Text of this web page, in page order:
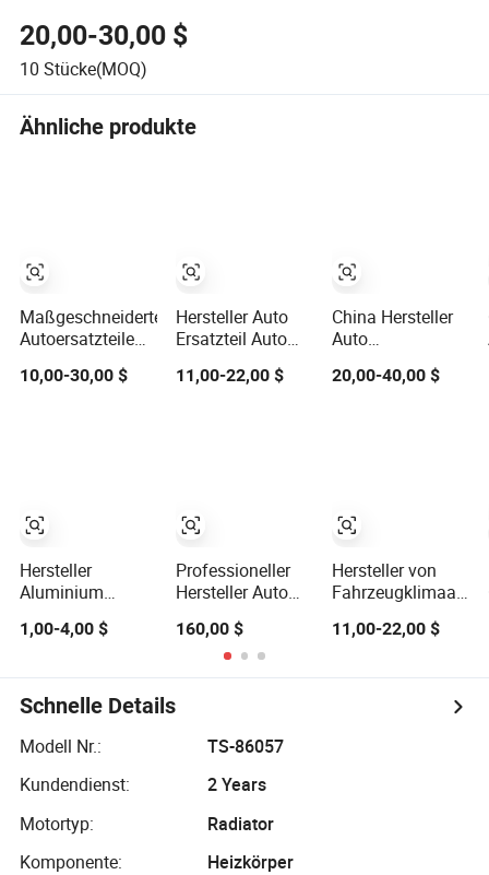
20,00-30,00 $
10 Stücke(MOQ)
Ähnliche produkte
Maßgeschneiderte
Autoersatzteile
Fahrzeugzubehör
Kühler für
Automodelle
10,00-30,00 $
Hersteller
Aluminium
Automobil
Aluminiumprofil
Autoersatzteil
Wärmetauscher
1,00-4,00 $
Hersteller Auto
Ersatzteil Auto
Aluminium Kühler
für Golf Kühler
11,00-22,00 $
Professioneller
Hersteller Auto
Aluminium Auto
Kühler für OEM
21460-CD010
160,00 $
China Hersteller
Auto
Kühlungssystem
Auto Teile Kühler
J52/J510m Dpi
1494
20,00-40,00 $
Hersteller von
Auto Kühler für
OE1301100ap00xa
11,00-22,00 $
Schnelle Details
Modell Nr.:
TS-86057
Kundendienst:
2 Years
Motortyp:
Radiator
Komponente:
Heizkörper